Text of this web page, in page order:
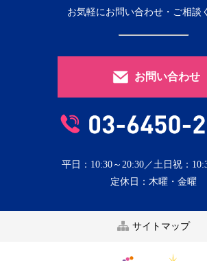
お気軽にお問い合わせ・ご相談
お問い合わせ
平日：10:30～20:30／土日祝：
定休日：木曜・金曜
サイトマップ